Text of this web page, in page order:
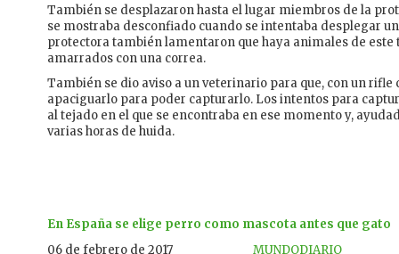
También se desplazaron hasta el lugar miembros de la
se mostraba desconfiado cuando se intentaba desplegar
protectora también lamentaron que haya animales de
amarrados con una correa.
También se dio aviso a un veterinario para que, con un
apaciguarlo para poder capturarlo. Los intentos para
al tejado en el que se encontraba en ese momento y,
varias horas de huida.
En España se elige perro como mascota antes que gato
06 de febrero de 2017
MUNDODIARIO